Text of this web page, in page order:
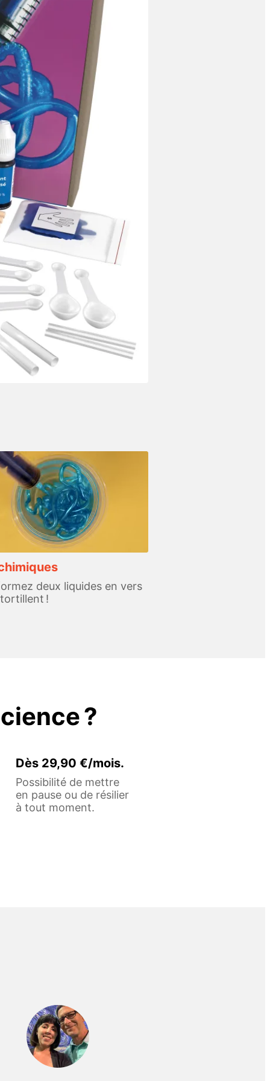
deux liquides en vers
!
?
Dès 29,90 €/mois.
Possibilité de mettre
en pause ou de résilier
à tout moment.